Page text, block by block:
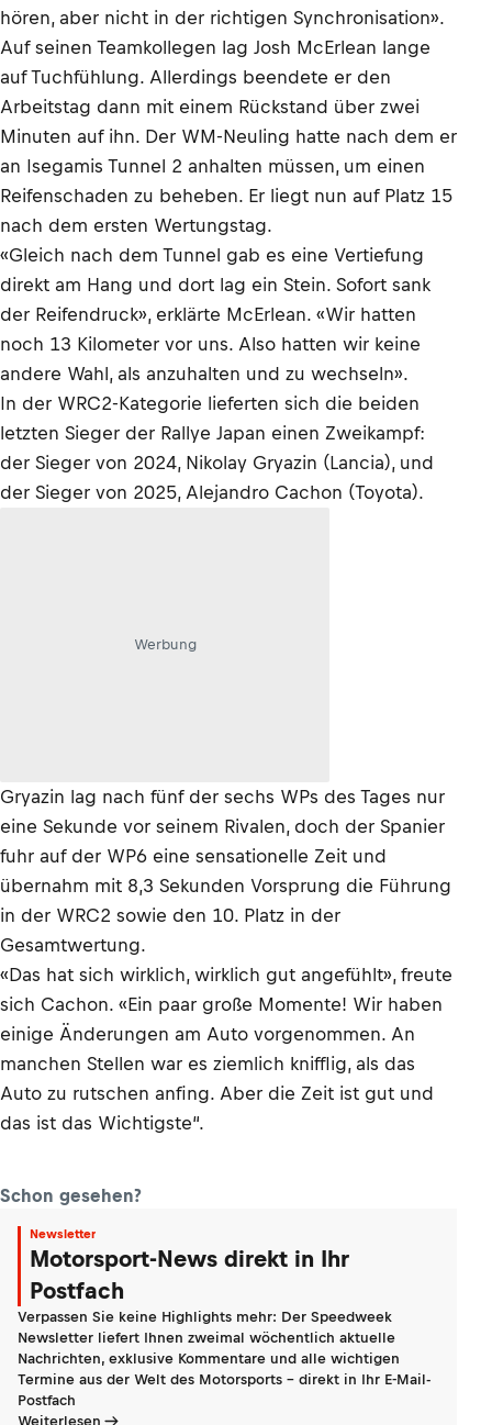
hören, aber nicht in der richtigen Synchronisation».
Auf seinen Teamkollegen lag Josh McErlean lange
auf Tuchfühlung. Allerdings beendete er den
Arbeitstag dann mit einem Rückstand über zwei
Minuten auf ihn. Der WM-Neuling hatte nach dem er
an Isegamis Tunnel 2 anhalten müssen, um einen
Reifenschaden zu beheben. Er liegt nun auf Platz 15
nach dem ersten Wertungstag.
«Gleich nach dem Tunnel gab es eine Vertiefung
direkt am Hang und dort lag ein Stein. Sofort sank
der Reifendruck», erklärte McErlean. «Wir hatten
noch 13 Kilometer vor uns. Also hatten wir keine
andere Wahl, als anzuhalten und zu wechseln».
In der WRC2-Kategorie lieferten sich die beiden
letzten Sieger der Rallye Japan einen Zweikampf:
der Sieger von 2024, Nikolay Gryazin (Lancia), und
der Sieger von 2025, Alejandro Cachon (Toyota).
Werbung
Gryazin lag nach fünf der sechs WPs des Tages nur
eine Sekunde vor seinem Rivalen, doch der Spanier
fuhr auf der WP6 eine sensationelle Zeit und
übernahm mit 8,3 Sekunden Vorsprung die Führung
in der WRC2 sowie den 10. Platz in der
Gesamtwertung.
«Das hat sich wirklich, wirklich gut angefühlt», freute
sich Cachon. «Ein paar große Momente! Wir haben
einige Änderungen am Auto vorgenommen. An
manchen Stellen war es ziemlich knifflig, als das
Auto zu rutschen anfing. Aber die Zeit ist gut und
das ist das Wichtigste“.
Schon gesehen?
Newsletter
Motorsport-News direkt in Ihr
Postfach
Verpassen Sie keine Highlights mehr: Der Speedweek
Newsletter liefert Ihnen zweimal wöchentlich aktuelle
Nachrichten, exklusive Kommentare und alle wichtigen
Termine aus der Welt des Motorsports - direkt in Ihr E-Mail-
Postfach
Weiterlesen